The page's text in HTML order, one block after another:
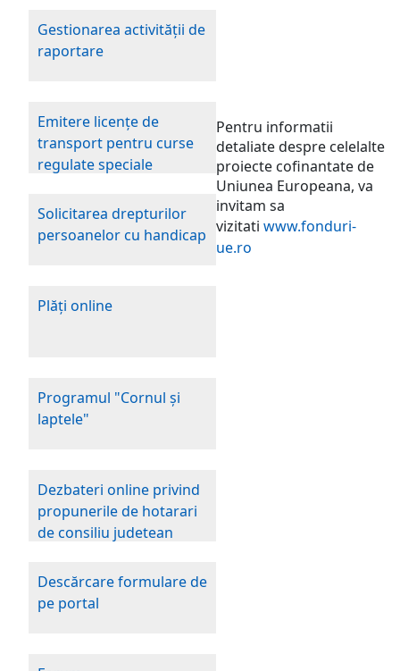
Gestionarea activităţii de
raportare
Emitere licenţe de
transport pentru curse
regulate speciale
Solicitarea drepturilor
persoanelor cu handicap
Plăţi online
Programul "Cornul şi
laptele"
Dezbateri online privind
propunerile de hotarari
de consiliu judetean
Descărcare formulare de
pe portal
Pentru informatii
detaliate despre celelalte
proiecte cofinantate de
Uniunea Europeana, va
invitam sa
vizitati www.fonduri-
ue.ro